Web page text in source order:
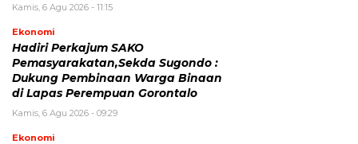
Kamis, 6 Agu 2026 - 11:15
Ekonomi
Hadiri Perkajum SAKO
Pemasyarakatan,Sekda Sugondo :
Dukung Pembinaan Warga Binaan
di Lapas Perempuan Gorontalo
Kamis, 6 Agu 2026 - 09:29
Ekonomi